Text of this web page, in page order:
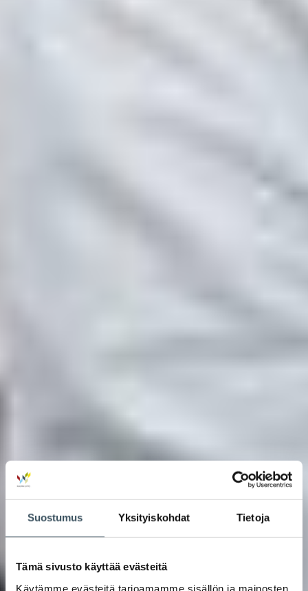
Suostumus Yksityiskohdat Tietoja
Tämä sivusto käyttää evästeitä
Käytämme evästeitä tarjoamamme sisällön ja mainosten